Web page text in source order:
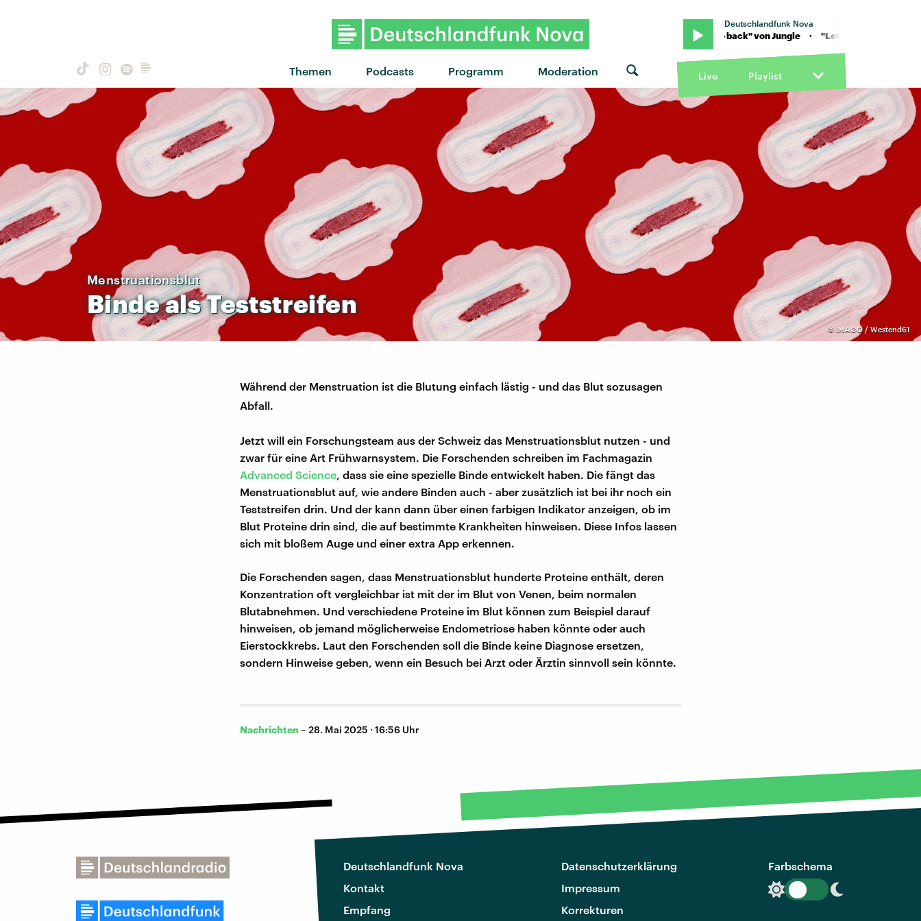
Themen Podcasts Programm Moderation
Deutschlandfunk Nova
"Let's go back" von Jungle · "Let's go back" von Jungle · "Let's go back" von Jungle
Live Playlist
©IMAGO / Westend61
Menstruationsblut
BindealsTeststreifen
Während der Menstruation ist die Blutung einfach lästig - und das Blut sozusagen
Abfall.
Jetzt will ein Forschungsteam aus der Schweiz das Menstruationsblut nutzen - und
zwar für eine Art Frühwarnsystem. Die Forschenden schreiben im Fachmagazin
Advanced Science, dass sie eine spezielle Binde entwickelt haben. Die fängt das
Menstruationsblut auf, wie andere Binden auch - aber zusätzlich ist bei ihr noch ein
Teststreifen drin. Und der kann dann über einen farbigen Indikator anzeigen, ob im
Blut Proteine drin sind, die auf bestimmte Krankheiten hinweisen. Diese Infos lassen
sich mit bloßem Auge und einer extra App erkennen.
Die Forschenden sagen, dass Menstruationsblut hunderte Proteine enthält, deren
Konzentration oft vergleichbar ist mit der im Blut von Venen, beim normalen
Blutabnehmen. Und verschiedene Proteine im Blut können zum Beispiel darauf
hinweisen, ob jemand möglicherweise Endometriose haben könnte oder auch
Eierstockkrebs. Laut den Forschenden soll die Binde keine Diagnose ersetzen,
sondern Hinweise geben, wenn ein Besuch bei Arzt oder Ärztin sinnvoll sein könnte.
Nachrichten – 28. Mai 2025 · 16:56 Uhr
Deutschlandfunk Nova
Kontakt
Empfang
Datenschutzerklärung
Impressum
Korrekturen
Farbschema